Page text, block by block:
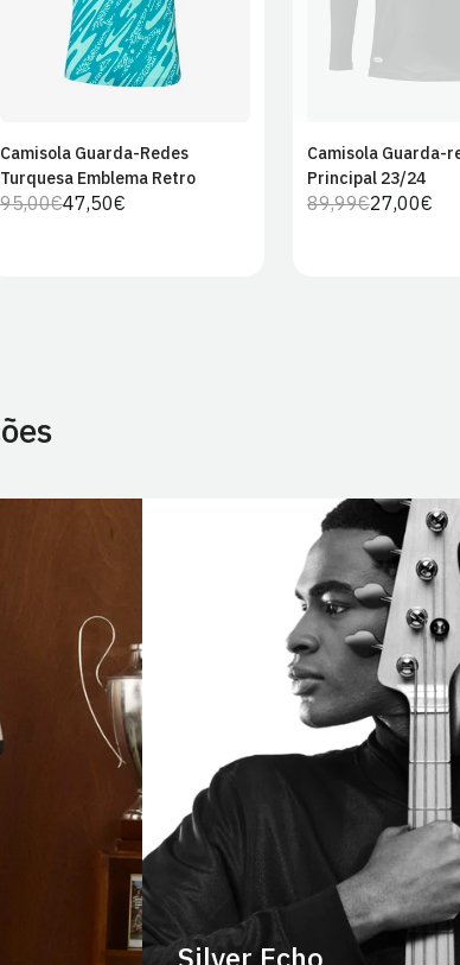
Adicionar ao
carrinho
Camisola Guarda-Redes
Turquesa Emblema Retro
Preço
95,00€Preço
47,50€
Camisola Guarda-
Principal 23/24
Preço
89,99€Preço
27,00€
Silver Echo